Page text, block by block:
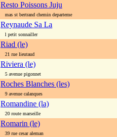
Resto Poissons Juju
mas st bertrand chemin departeme
Reynaude Sa La
l petit sonnailler
Riad (le)
21 rue lieutaud
Riviera (le)
5 avenue pigonnet
Roches Blanches (les)
9 avenue calanques
Romandine (la)
20 route marseille
Romarin (le)
39 rue cesar aleman